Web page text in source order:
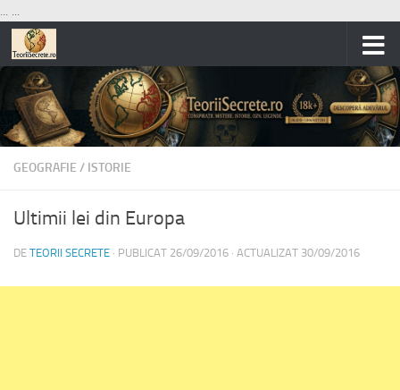
... ...
Skip to content
GEOGRAFIE / ISTORIE
Ultimii lei din Europa
DE TEORII SECRETE · PUBLICAT 26/09/2016 · ACTUALIZAT 30/09/2016